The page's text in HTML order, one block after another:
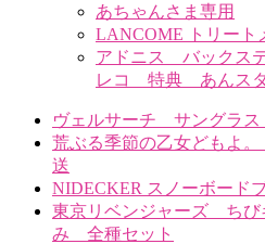
あちゃんさま専用
LANCOME トリート
アドニス バックス
レコ 特典 あんスタ
ヴェルサーチ サングラ
荒ぶる季節の乙女どもよ
送
NIDECKER スノーボード
東京リベンジャーズ ち
み 全種セット